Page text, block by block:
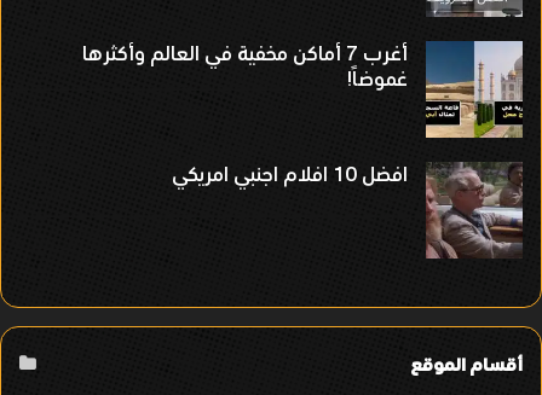
أغرب 7 أماكن مخفية في العالم وأكثرها
غموضاً!
افضل 10 افلام اجنبي امريكي
أقسام الموقع